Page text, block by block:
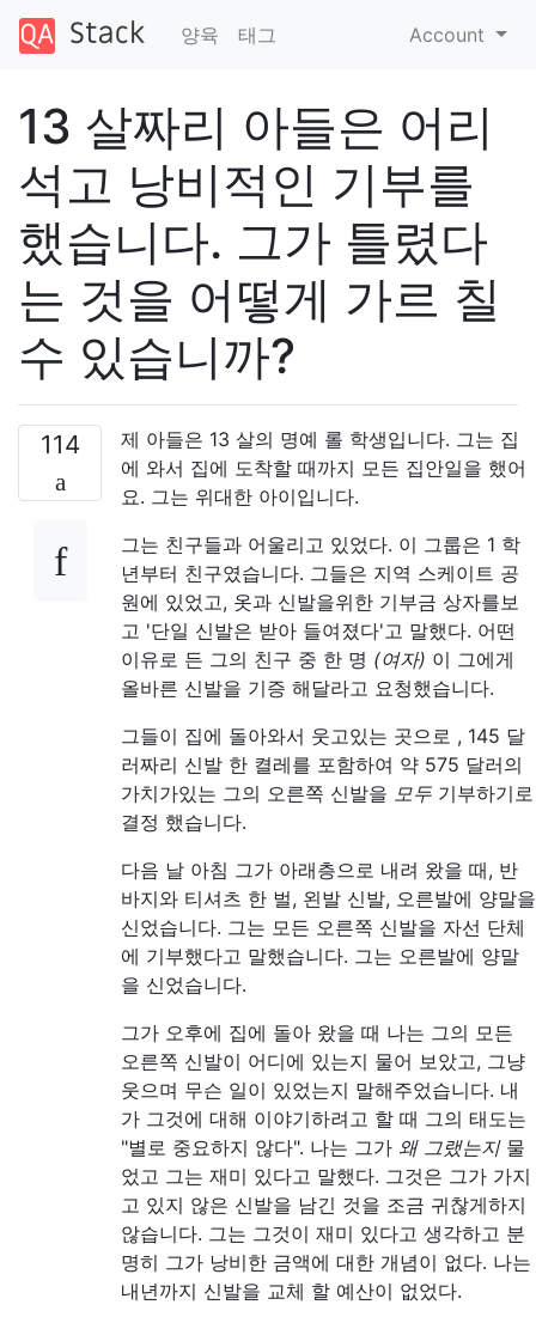
양육 태그 Account
13 살짜리 아들은 어리
석고 낭비적인 기부를
했습니다. 그가 틀렸다
는 것을 어떻게 가르 칠
수 있습니까?
114
제 아들은 13 살의 명예 롤 학생입니다. 그는 집
에 와서 집에 도착할 때까지 모든 집안일을 했어
요. 그는 위대한 아이입니다.
그는 친구들과 어울리고 있었다. 이 그룹은 1 학
년부터 친구였습니다. 그들은 지역 스케이트 공
원에 있었고, 옷과 신발을위한 기부금 상자를보
고 '단일 신발은 받아 들여졌다'고 말했다. 어떤
이유로 든 그의 친구 중 한 명 (여자) 이 그에게
올바른 신발을 기증 해달라고 요청했습니다.
그들이 집에 돌아와서 웃고있는 곳으로 , 145 달
러짜리 신발 한 켤레를 포함하여 약 575 달러의
가치가있는 그의 오른쪽 신발을 모두 기부하기로
결정 했습니다.
다음 날 아침 그가 아래층으로 내려 왔을 때, 반
바지와 티셔츠 한 벌, 왼발 신발, 오른발에 양말을
신었습니다. 그는 모든 오른쪽 신발을 자선 단체
에 기부했다고 말했습니다. 그는 오른발에 양말
을 신었습니다.
그가 오후에 집에 돌아 왔을 때 나는 그의 모든
오른쪽 신발이 어디에 있는지 물어 보았고, 그냥
웃으며 무슨 일이 있었는지 말해주었습니다. 내
가 그것에 대해 이야기하려고 할 때 그의 태도는
"별로 중요하지 않다". 나는 그가 왜 그랬는지물
었고 그는 재미 있다고 말했다. 그것은 그가 가지
고 있지 않은 신발을 남긴 것을 조금 귀찮게하지
않습니다. 그는 그것이 재미 있다고 생각하고 분
명히 그가 낭비한 금액에 대한 개념이 없다. 나는
내년까지 신발을 교체 할 예산이 없었다.